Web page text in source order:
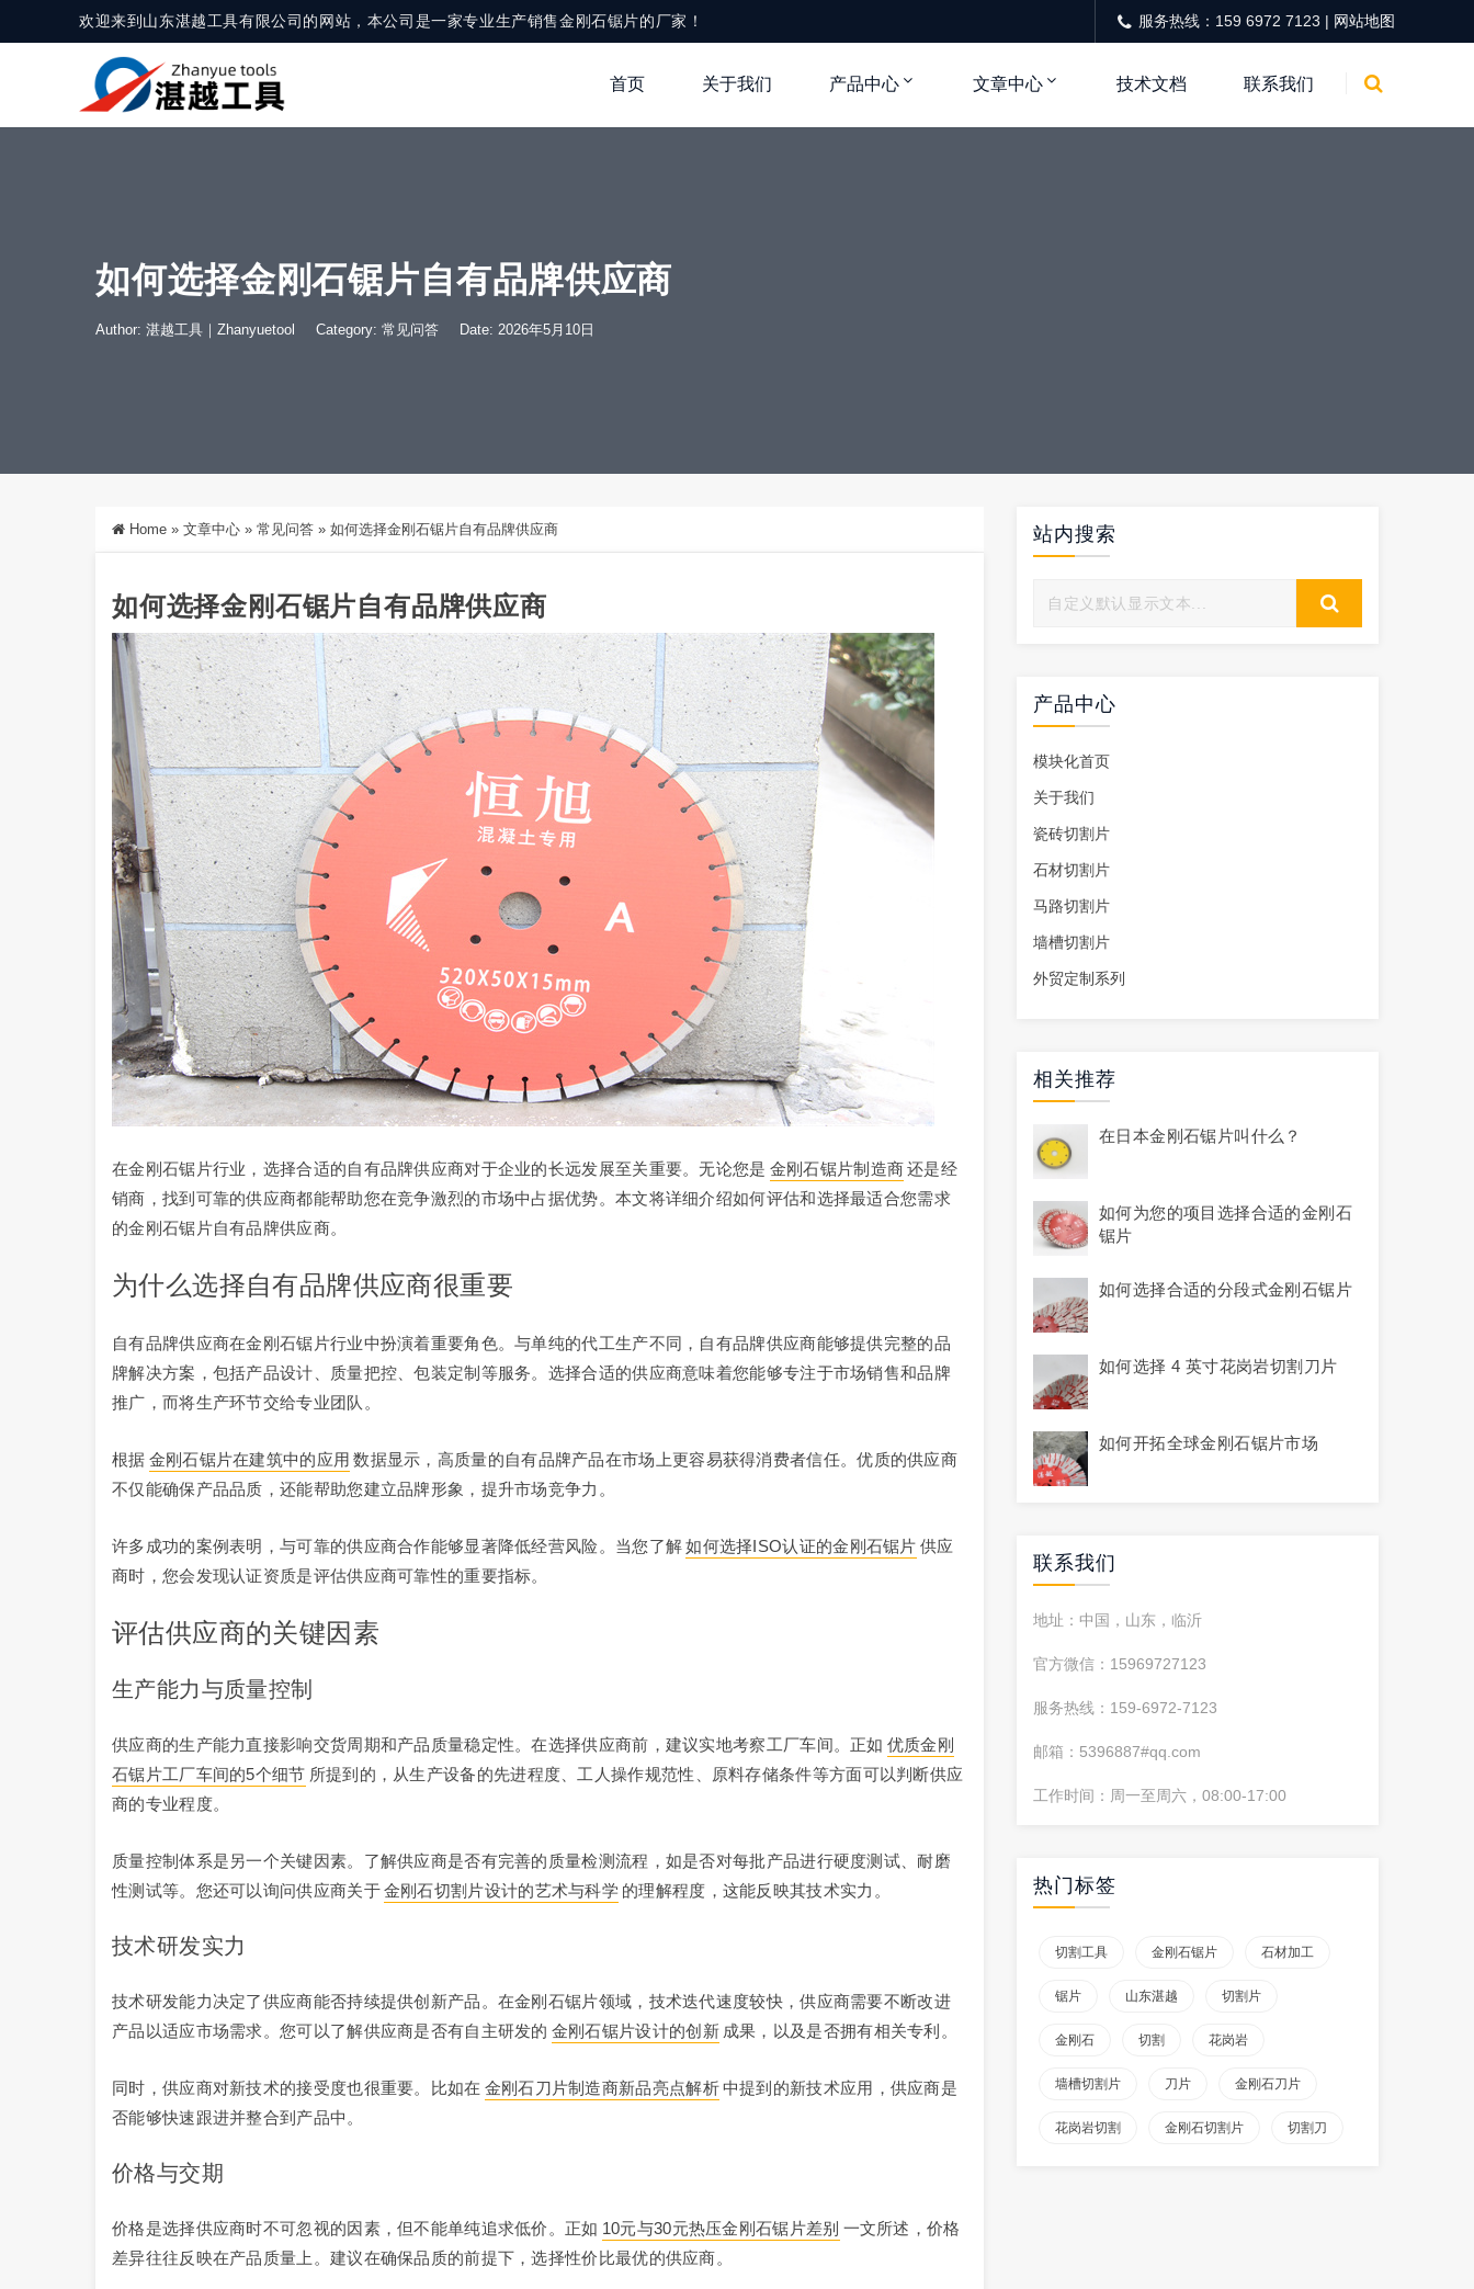
欢迎来到山东湛越工具有限公司的网站，本公司是一家专业生产销售金刚石锯片的厂家！ 服务热线：159 6972 7123 | 网站地图
首页 关于我们 产品中心 文章中心 技术文档 联系我们
如何选择金刚石锯片自有品牌供应商
Author: 湛越工具｜Zhanyuetool Category: 常见问答 Date: 2026年5月10日
Home » 文章中心 » 常见问答 » 如何选择金刚石锯片自有品牌供应商
如何选择金刚石锯片自有品牌供应商
在金刚石锯片行业，选择合适的自有品牌供应商对于企业的长远发展至关重要。无论您是 金刚石锯片制造商还是经
销商，找到可靠的供应商都能帮助您在竞争激烈的市场中占据优势。本文将详细介绍如何评估和选择最适合您需求
的金刚石锯片自有品牌供应商。
为什么选择自有品牌供应商很重要
自有品牌供应商在金刚石锯片行业中扮演着重要角色。与单纯的代工生产不同，自有品牌供应商能够提供完整的品
牌解决方案，包括产品设计、质量把控、包装定制等服务。选择合适的供应商意味着您能够专注于市场销售和品牌
推广，而将生产环节交给专业团队。
根据 金刚石锯片在建筑中的应用 数据显示，高质量的自有品牌产品在市场上更容易获得消费者信任。优质的供应商
不仅能确保产品品质，还能帮助您建立品牌形象，提升市场竞争力。
许多成功的案例表明，与可靠的供应商合作能够显著降低经营风险。当您了解如何选择ISO认证的金刚石锯片 供应
商时，您会发现认证资质是评估供应商可靠性的重要指标。
评估供应商的关键因素
生产能力与质量控制
供应商的生产能力直接影响交货周期和产品质量稳定性。在选择供应商前，建议实地考察工厂车间。正如 优质金刚
石锯片工厂车间的5个细节 所提到的，从生产设备的先进程度、工人操作规范性、原料存储条件等方面可以判断供应
商的专业程度。
质量控制体系是另一个关键因素。了解供应商是否有完善的质量检测流程，如是否对每批产品进行硬度测试、耐磨
性测试等。您还可以询问供应商关于金刚石切割片设计的艺术与科学 的理解程度，这能反映其技术实力。
技术研发实力
技术研发能力决定了供应商能否持续提供创新产品。在金刚石锯片领域，技术迭代速度较快，供应商需要不断改进
产品以适应市场需求。您可以了解供应商是否有自主研发的 金刚石锯片设计的创新 成果，以及是否拥有相关专利。
同时，供应商对新技术的接受度也很重要。比如在 金刚石刀片制造商新品亮点解析中提到的新技术应用，供应商是
否能够快速跟进并整合到产品中。
价格与交期
价格是选择供应商时不可忽视的因素，但不能单纯追求低价。正如 10元与30元热压金刚石锯片差别 一文所述，价格
差异往往反映在产品质量上。建议在确保品质的前提下，选择性价比最优的供应商。
站内搜索
产品中心
模块化首页
关于我们
瓷砖切割片
石材切割片
马路切割片
墙槽切割片
外贸定制系列
相关推荐
在日本金刚石锯片叫什么？
如何为您的项目选择合适的金刚石
锯片
如何选择合适的分段式金刚石锯片
如何选择 4 英寸花岗岩切割刀片
如何开拓全球金刚石锯片市场
联系我们
地址：中国，山东，临沂
官方微信：15969727123
服务热线：159-6972-7123
邮箱：5396887#qq.com
工作时间：周一至周六，08:00-17:00
热门标签
切割工具 金刚石锯片 石材加工
锯片 山东湛越 切割片
金刚石 切割 花岗岩
墙槽切割片 刀片 金刚石刀片
花岗岩切割 金刚石切割片 切割刀